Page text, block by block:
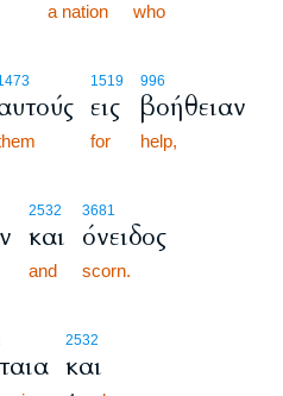
a nation who
1519
εις
for
996
βοήθειαν
help,
2532
και
and
3681
όνειδος
scorn.
2532
και